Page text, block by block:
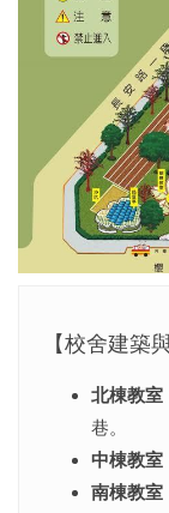
【校舍建築
北棟教室
巷。
中棟教室
南棟教室